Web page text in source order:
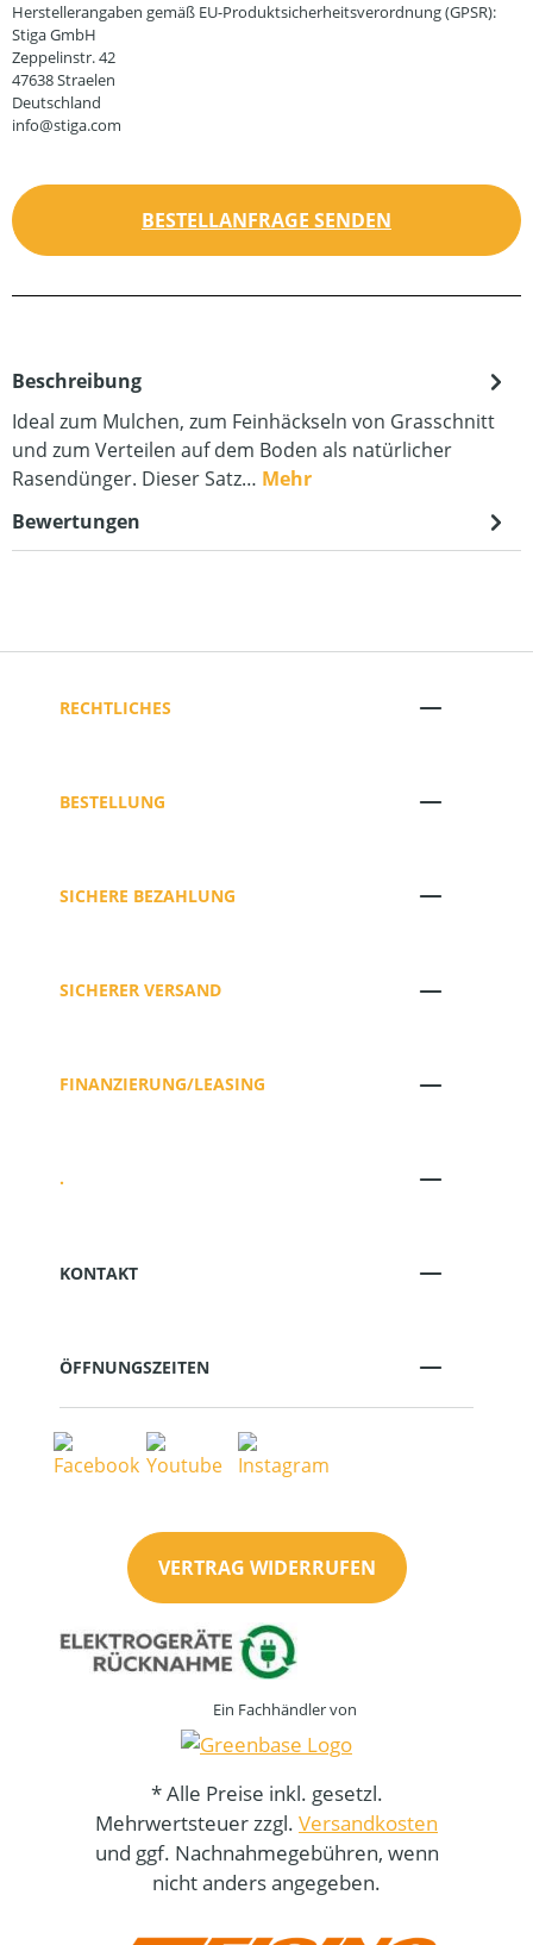
Herstellerangaben gemäß EU-Produktsicherheitsverordnung (GPSR):
Stiga GmbH
Zeppelinstr. 42
47638 Straelen
Deutschland
info@stiga.com
BESTELLANFRAGE SENDEN
Beschreibung
Ideal zum Mulchen, zum Feinhäckseln von Grasschnitt
und zum Verteilen auf dem Boden als natürlicher
Rasendünger. Dieser Satz… Mehr
Bewertungen
RECHTLICHES
BESTELLUNG
SICHERE BEZAHLUNG
SICHERER VERSAND
FINANZIERUNG/LEASING
.
KONTAKT
ÖFFNUNGSZEITEN
VERTRAG WIDERRUFEN
Ein Fachhändler von
* Alle Preise inkl. gesetzl.
Mehrwertsteuer zzgl. Versandkosten
und ggf. Nachnahmegebühren, wenn
nicht anders angegeben.